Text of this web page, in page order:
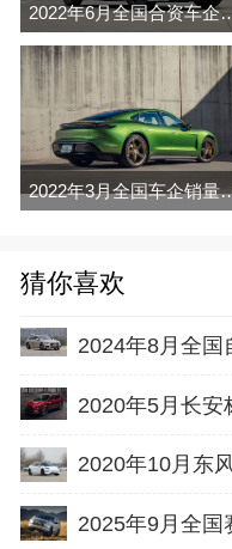
2022年6月全国合资车
2022年3月全国车
猜你喜欢
2024年8月全国
2020年5月长安
2020年10月东